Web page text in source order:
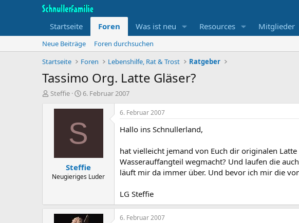
Startseite Foren Was ist neu Resources Mitglieder
Neue Beiträge
Foren durchsuchen
Startseite
Foren Lebenshilfe, Rat & Trost Ratgeber
Tassimo Org. Latte Gläser?
T
r
Steffie
B
g
n
n
a
t
u
6. Februar 2007
S
Steffie
Neugieriges Luder
6. Februar 2007
Hallo ins Schnullerland,
hat vielleicht jemand von Euch dir originalen
Wasserauffangteil wegmacht? Und laufen die
läuft mir da immer über. Und bevor ich mir die
LG Steffie
6. Februar 2007